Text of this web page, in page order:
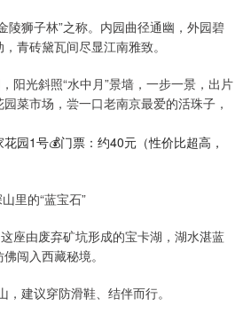
陵狮子林”之称。内园曲径通幽，外园碧
青砖黛瓦间尽显江南雅致。
阳光斜照“水中月”景墙，一步一景，出片
菜市场，尝一口老南京最爱的活珠子，
园1号💰门票：约40元（性价比超高，
里的“蓝宝石”
座由废弃矿坑形成的宝卡湖，湖水湛蓝
闯入西藏秘境。
建议穿防滑鞋、结伴而行。